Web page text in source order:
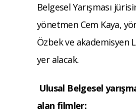
Belgesel Yarışması
yönetmen Cem Kaya,
Özbek ve akademisyen
yer alacak.
Ulusal Belgesel
alan filmler: